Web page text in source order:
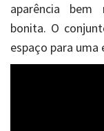
aparência bem
bonita. O
espaço para uma